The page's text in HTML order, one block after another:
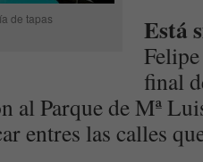
de tapas
Está
final
al Parque de Mª
entres las calles